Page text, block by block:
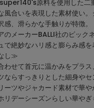
原料を使用した二
風合いを表現した素材使い
、滑らかな手触りが特徴。
メーカーBALLI社のビック
で絶妙なハリ感と膨らみ感を
し≫
わせて首元に温かみをプラ
ならすっきりとした細身や
ーツやジャカード素材で華
リデーシーズンらしい華やぎ